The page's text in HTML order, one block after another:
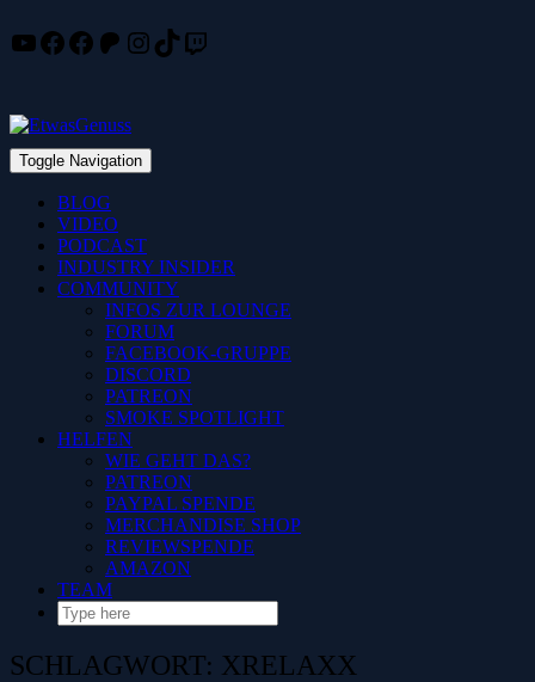
Skip
YouTube
Facebook
Facebook
Patreon
Instagram
TikTok
Twitch
Toggle Navigation
BLOG
VIDEO
PODCAST
INDUSTRY INSIDER
COMMUNITY
INFOS ZUR LOUNGE
FORUM
FACEBOOK-GRUPPE
DISCORD
PATREON
SMOKE SPOTLIGHT
HELFEN
WIE GEHT DAS?
PATREON
PAYPAL SPENDE
MERCHANDISE SHOP
REVIEWSPENDE
AMAZON
TEAM
SCHLAGWORT: XRELAXX